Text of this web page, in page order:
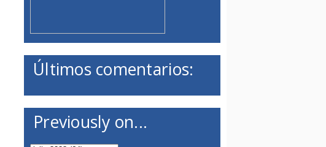
Últimos comentarios:
Previously on...